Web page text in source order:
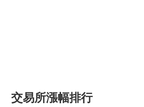
交易所漲幅排行